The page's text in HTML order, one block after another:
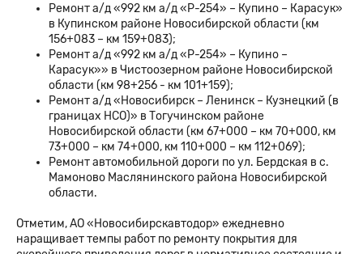
Ремонт а/д «992 км а/д «Р-254» – Купино – Карасук»
в Купинском районе Новосибирской области (км
156+083 – км 159+083);
Ремонт а/д «992 км а/д «Р-254» – Купино –
Карасук»» в Чистоозерном районе Новосибирской
области (км 98+256 - км 101+159);
Ремонт а/д «Новосибирск – Ленинск – Кузнецкий (в
границах НСО)» в Тогучинском районе
Новосибирской области (км 67+000 – км 70+000, км
73+000 – км 74+000, км 110+000 – км 112+069);
Ремонт автомобильной дороги по ул. Бердская в с.
Мамоново Маслянинского района Новосибирской
области.
Отметим, АО «Новосибирскавтодор» ежедневно
наращивает темпы работ по ремонту покрытия для